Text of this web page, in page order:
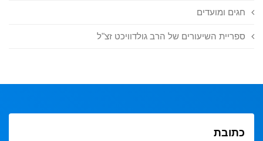
חגים ומועדים
ספריית השיעורים של הרב גולדוויכט זצ"ל
כתובת